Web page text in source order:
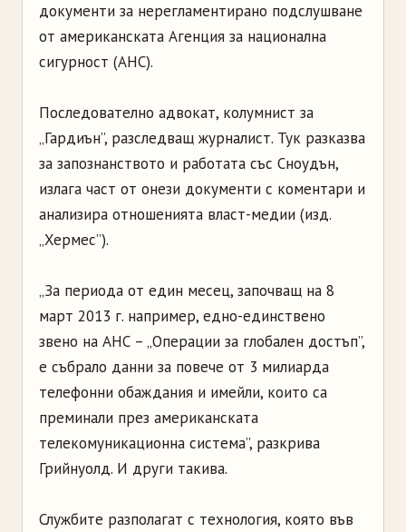
документи за нерегламентирано подслушване
от американската Агенция за национална
сигурност (АНС).
Последователно адвокат, колумнист за
„Гардиън”, разследващ журналист. Тук разказва
за запознанството и работата със Сноудън,
излага част от онези документи с коментари и
анализира отношенията власт-медии (изд.
„Хермес”).
„За периода от един месец, започващ на 8
март 2013 г. например, едно-единствено
звено на АНС – „Операции за глобален достъп”,
е събрало данни за повече от 3 милиарда
телефонни обаждания и имейли, които са
преминали през американската
телекомуникационна система”, разкрива
Грийнуолд. И други такива.
Службите разполагат с технология, която във